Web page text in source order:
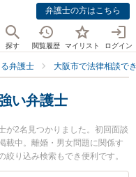
弁護士の方はこちら
探す 閲覧履歴 マイリスト ログイン
弁護士 大阪市で法律相談で
い弁護士
が2名見つかりました。初回面談
載中。離婚・男女問題に関係す
り込み検索もでき便利です。
護士や弁護士法人ももとせ 放